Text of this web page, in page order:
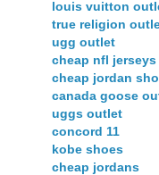
louis vuitton
true religion
ugg outlet
cheap nfl jerseys
cheap jordan
canada goose
uggs outlet
concord 11
kobe shoes
cheap jordans